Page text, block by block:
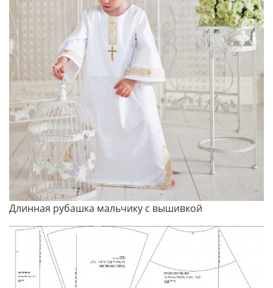
Длинная рубашка мальчику с вышивкой